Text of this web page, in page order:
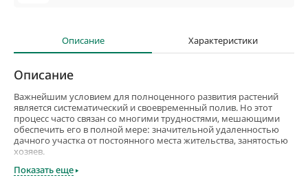
Описание Характеристики
Описание
Важнейшим условием для полноценного развития растений
является систематический и своевременный полив. Но этот
процесс часто связан со многими трудностями, мешающими
обеспечить его в полной мере: значительной удаленностью
дачного участка от постоянного места жительства, занятостью
хозяев.
Решить проблему поможет установка капельного полива. А
Показать еще